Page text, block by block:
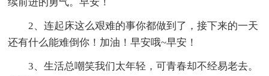
2、连起床这么艰难的事你都做到了，接下来的一天
还有什么能难倒你！加油！早安哦~早安！
3、生活总嘲笑我们太年轻，可青春却不经易老去。